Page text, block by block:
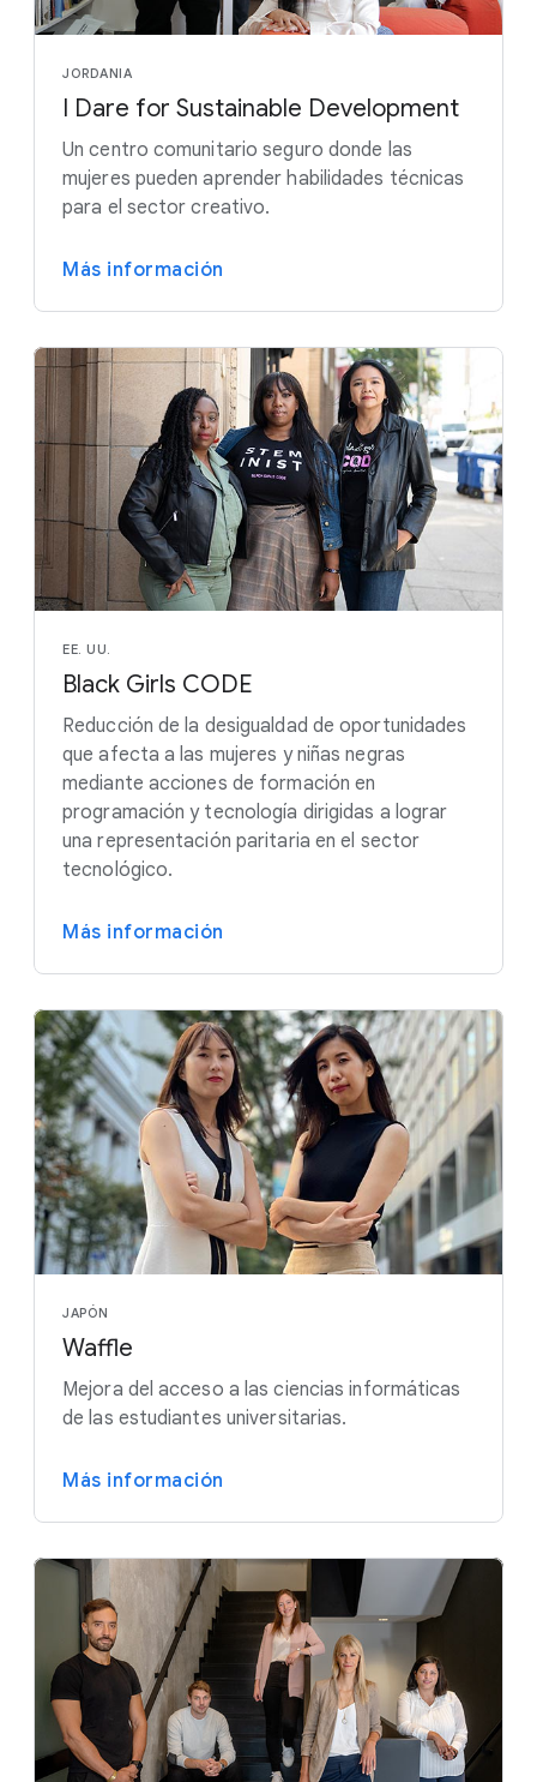
JORDANIA
I Dare for Sustainable Development
Un centro comunitario seguro donde las
mujeres pueden aprender habilidades técnicas
para el sector creativo.
Más información
EE. UU.
Black Girls CODE
Reducción de la desigualdad de oportunidades
que afecta a las mujeres y niñas negras
mediante acciones de formación en
programación y tecnología dirigidas a lograr
una representación paritaria en el sector
tecnológico.
Más información
JAPÓN
Waffle
Mejora del acceso a las ciencias informáticas
de las estudiantes universitarias.
Más información